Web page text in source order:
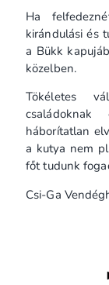
Ha
kirándulási és
a Bükk
közelben.
Tökéletes
háborítatlan
a kutya nem
főt tudunk
Csi-Ga